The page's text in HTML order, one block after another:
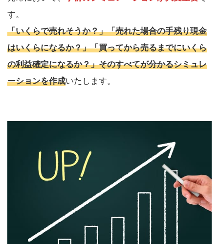
す。
「いくらで売れそうか？」「売れた場合の手残り現金
はいくらになるか？」「買ってから売るまでにいくら
の利益確定になるか？」そのすべてが分かるシミュレ
ーションを作成いたします。